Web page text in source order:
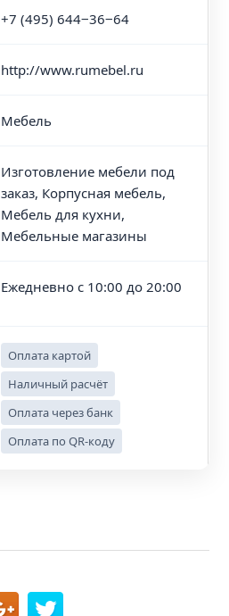
+7 (495) 644‒36‒64
http://www.rumebel.ru
Мебель
Изготовление мебели под
заказ, Корпусная мебель,
Мебель для кухни,
Мебельные магазины
Ежедневно с 10:00 до 20:00
Оплата картой
Наличный расчёт
Оплата через банк
Оплата по QR-коду